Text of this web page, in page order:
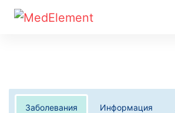
Заболевания Информация